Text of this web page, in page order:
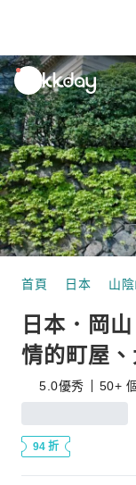
unread
notifications
首頁 日本 山
日本．岡
情的町屋
5.0優秀 50+
94 折